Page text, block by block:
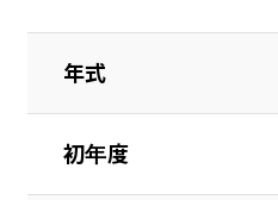
年式
初年度